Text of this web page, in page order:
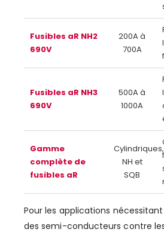
Fusibles aR NH2
690V
200A à
700A
Fusibles aR NH3
690V
500A à
1000A
Gamme
complète de
fusibles aR
Cylindriques,
NH et
SQB
Pour les applications
des semi-conducteurs contre